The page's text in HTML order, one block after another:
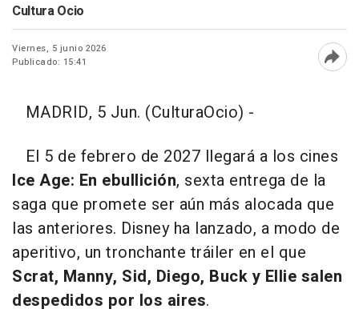
Cultura Ocio
Viernes, 5 junio 2026
Publicado: 15:41
MADRID, 5 Jun. (CulturaOcio) -
El 5 de febrero de 2027 llegará a los cines
Ice Age: En ebullición, sexta entrega de la
saga que promete ser aún más alocada que
las anteriores. Disney ha lanzado, a modo de
aperitivo, un tronchante tráiler en el que
Scrat, Manny, Sid, Diego, Buck y Ellie salen
despedidos por los aires.